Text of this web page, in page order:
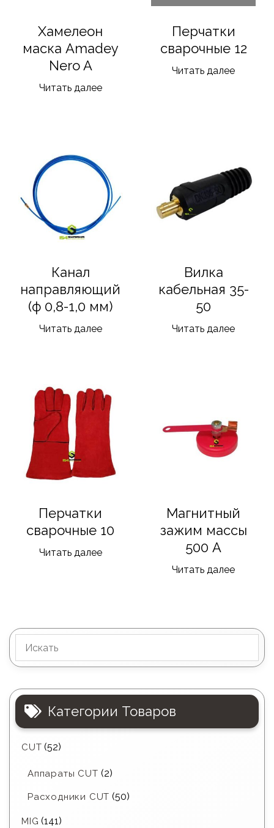
Хамелеон
маска Amadey
Nero A
Читать далее
Перчатки
сварочные 12
Читать далее
Канал
направляющий
(ф 0,8-1,0 мм)
Читать далее
Вилка
кабельная 35-
50
Читать далее
Перчатки
сварочные 10
Читать далее
Магнитный
зажим массы
500 А
Читать далее
Категории Товаров
CUT (52)
Аппараты CUT (2)
Расходники CUT (50)
MIG (141)